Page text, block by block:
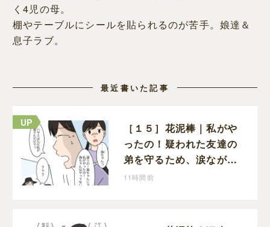
く4児の母。
棚やテーブルにシールを貼られるのが苦手。娘達＆
息子ラブ。
最近書いた記事
［１５］花泥棒｜私がや
ったの！疑われた友達の
弟を守るため、涙ながら
に自分が犯人だと名乗り
11時間前